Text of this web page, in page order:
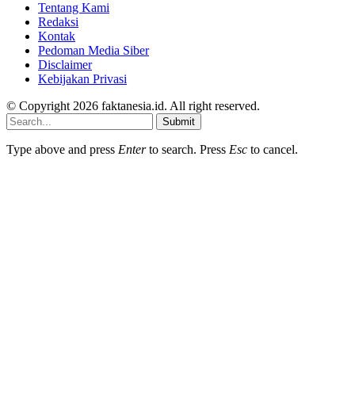
Tentang Kami
Redaksi
Kontak
Pedoman Media Siber
Disclaimer
Kebijakan Privasi
© Copyright 2026 faktanesia.id. All right reserved.
Submit
Type above and press Enterto search. Press Esc to cancel.